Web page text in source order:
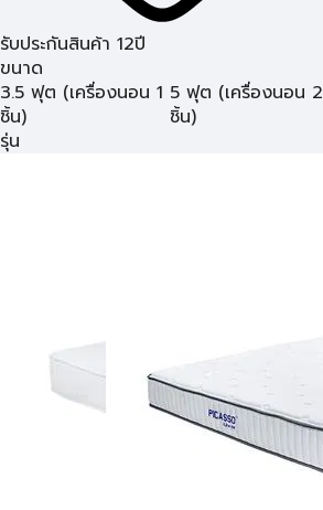
รับประกันสินค้า 12ปี
ขนาด
3.5 ฟุต (เครื่องนอน 1
ชิ้น)
5 ฟุต (เครื่องนอน 2
ชิ้น)
รุ่น